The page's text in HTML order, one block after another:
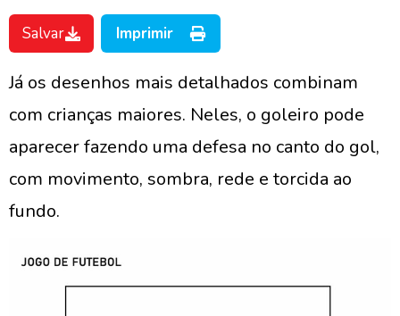
Salvar Imprimir
Já os desenhos mais detalhados combinam
com crianças maiores. Neles, o goleiro pode
aparecer fazendo uma defesa no canto do gol,
com movimento, sombra, rede e torcida ao
fundo.